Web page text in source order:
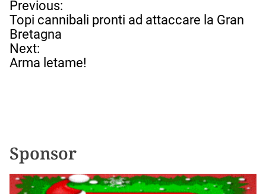
a
v
i
g
a
e
a
r
Previous:
Topi cannibali pronti ad attaccare la Gran
Bretagna
Next:
Arma letame!
Sponsor